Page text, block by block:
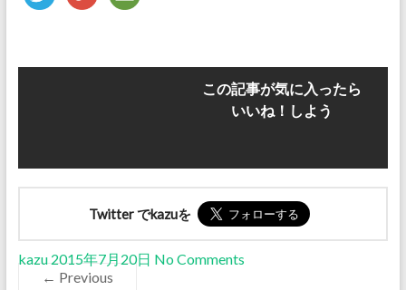
この記事が気に入ったら
いいね！しよう
Twitter でkazuを
kazu 2015年7月20日 No Comments
← Previous